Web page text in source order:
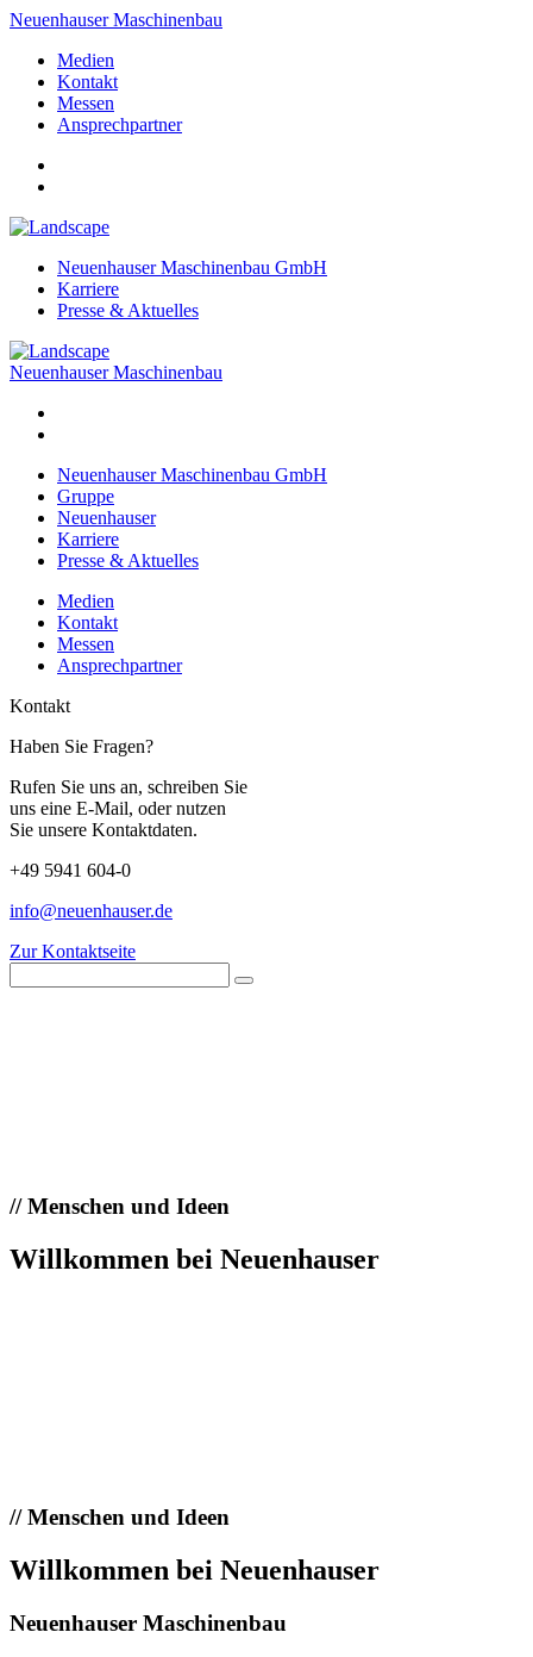
Neuenhauser Maschinenbau
Medien
Kontakt
Messen
Ansprechpartner
Neuenhauser Maschinenbau GmbH
Karriere
Presse & Aktuelles
Neuenhauser Maschinenbau
Neuenhauser Maschinenbau GmbH
Gruppe
Neuenhauser
Karriere
Presse & Aktuelles
Medien
Kontakt
Messen
Ansprechpartner
Kontakt
Haben Sie Fragen?
Rufen Sie uns an, schreiben Sie
uns eine E-Mail, oder nutzen
Sie unsere Kontaktdaten.
+49 5941 604-0
info@neuenhauser.de
Zur Kontaktseite
//Menschen und Ideen
Willkommen bei Neuenhauser
//Menschen und Ideen
Willkommen bei Neuenhauser
Neuenhauser Maschinenbau